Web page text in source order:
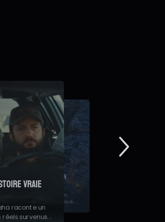
teaser
avec
masqué,
du 29 juillet 2026 : "Spider-
Triangle d'or", "Les Matins
films à l'affiche en salles cette